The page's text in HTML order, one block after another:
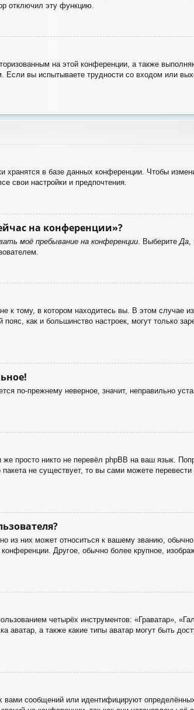
отключил эту функцию.
на этой конференции, а также
Если вы испытываете трудности со входом или
хранятся в базе данных конференции. Чтобы
свои настройки и предпочтения.
на конференции»?
моё пребывание на конференции . Выберите Да
к тому, в котором находитесь вы. В этом случае
как и большинство настроек, могут только
по-прежнему неверное, значит, неправильно
просто никто не перевёл phpBB на ваш язык.
не существует, то вы сами можете
из них может относиться к вашему званию, обычно
Другое, обычно более крупное,
четырёх инструментов: «Граватар»,
аватар, а также какие типы аватар могут быть
сообщений или идентифицируют